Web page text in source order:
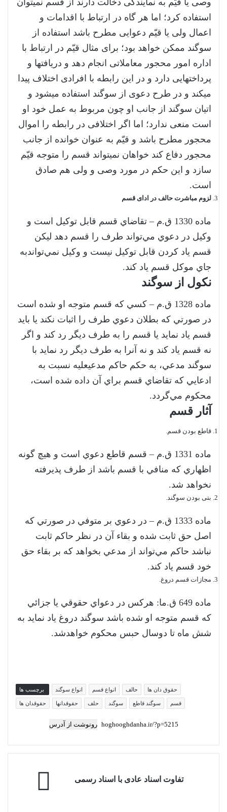
استفاده کرد؛ اما هر گاه در ارتباط با اقدامات و
اعمال ولی یا قیّم دعوایی مطرح باشد استفاده از
سوگند ممکن خواهد بود؛ برای مثال قیّم در ارتباط با
اداره امور محجور معاملاتی انجام دهد و دریافت­ها و
پرداخت­هایی دارد و در این رابطه با افرادی اختلاف پیدا
می­کند و در طرح دعوی از سوگند استفاده می­شود و
اتیان سوگند از جانب او چون مربوط به عمل خود او
است منعی ندارد؛ اما اگر اختلافی در رابطه را اموال
محجور مطرح باشد و قیّم به عنوان خوانده از جانب
محجور دفاع کند خواهان نمی­تواند قسم را متوجه قیّم
سازد و این حکم در مورد وصی و ولی هم صادق
است.
لزوم مباشرت حالف در ادای قسم
‌ماده 1330 ق.م – تقاضاي قسم قابل توكيل است و
وكيل در دعوي مي‌تواند طرف را قسم دهد ليكن
قسم ياد كردن قابل توكيل نيست و وكيل نمي‌تواند‌به
جاي موكل قسم ياد كند.
نکول از سوگند
‌ماده 1328 ق.م – كسي كه قسم متوجه او شده است
در صورتي كه بطلان دعوي طرف را اثبات نكند يا بايد
قسم ياد نمايد يا قسم را به طرف ديگر رد كند و‌ اگر
نه قسم ياد كند و نه آنرا به طرف ديگر رد نمايد با
سوگند مدعي، به حكم حاكم مدعي­عليه نسبت به
ادعايي كه تقاضاي قسم براي آن داده شده است،
‌محكوم مي‌گردد.
آثار قسم
قاطع بودن قسم.
‌ماده 1331 ق.م – قسم قاطع دعوي است و هيچ گونه
اظهاري كه منافي با قسم باشد از طرف پذيرفته
نخواهد شد.
بتی بودن سوگند.
‌ماده 1333 ق.م – در دعوي بر متوفي در صورتي كه
اصل حق ثابت شده و بقاء آن در نظر حاكم ثابت
نباشد حاكم مي‌تواند از مدعي بخواهد كه بر بقاء‌ حق
خود قسم ياد كند.
مجازات قسم دروغ.
ماده 649 ق.م­ا: هركس در دعواي حقوقي يا جزائي
كه قسم متوجه او شده باشد سوگند دروغ ياد نمايد به
شش ماه تا دوسال حبس محكوم خواهدشد.
برچسب ها انواع سوگند انواع قسم حالف حقوق دان ها
حقوقدان ها حقوقدانها حلف سوگند سوگند قاطع قسم
رونوشت از آدرس
تفاوت اسناد عادی با اسناد رسمی